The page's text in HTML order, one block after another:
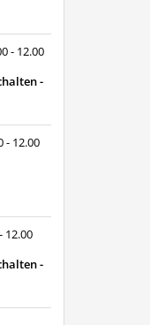
- 12.00
-
- 12.00
12.00
-